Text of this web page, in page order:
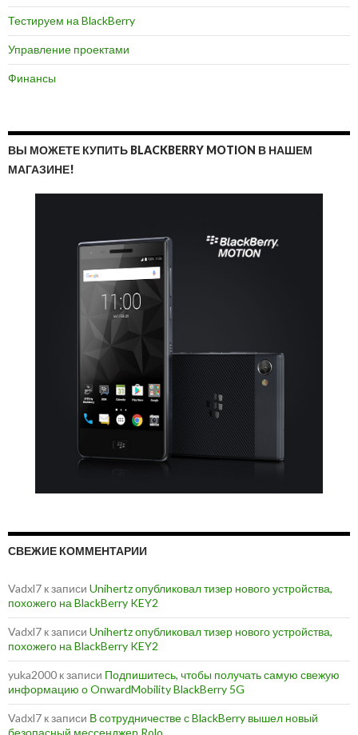
Тестируем на BlackBerry
Управление проектами
Финансы
ВЫ МОЖЕТЕ КУПИТЬ BLACKBERRY MOTION В НАШЕМ
МАГАЗИНЕ!
СВЕЖИЕ КОММЕНТАРИИ
Vadxl7 к записи Unihertz опубликовал тизер нового устройства,
похожего на BlackBerry KEY2
Vadxl7 к записи Unihertz опубликовал тизер нового устройства,
похожего на BlackBerry KEY2
yuka2000 к записи Подпишитесь, чтобы получать самую свежую
информацию о OnwardMobility BlackBerry 5G
Vadxl7 к записи В сотрудничестве с BlackBerry вышел новый